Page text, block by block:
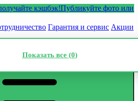
кэшбэк!Публикуйте фото или
Гарантия и сервис Акции
Показать все (0)